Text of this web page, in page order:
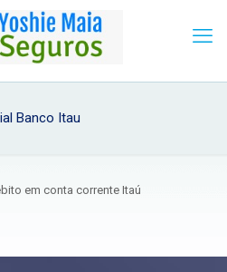
Banco Itau
em conta corrente Itaú